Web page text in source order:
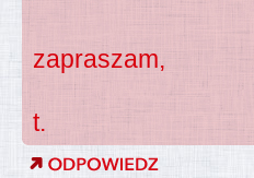
zapraszam,
t.